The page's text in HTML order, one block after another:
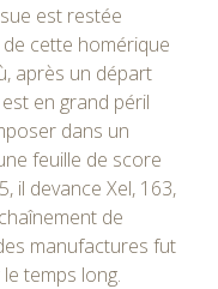
est restée
cette homérique
après un départ
en grand péril
dans un
feuille de score
il devance Xel, 163,
de
manufactures fut
temps long.